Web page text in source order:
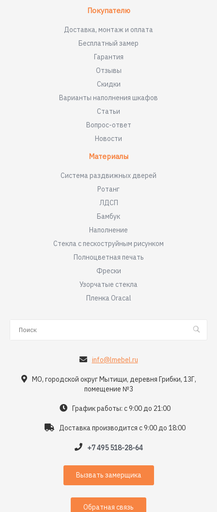
Покупателю
Доставка, монтаж и оплата
Бесплатный замер
Гарантия
Отзывы
Скидки
Варианты наполнения шкафов
Статьи
Вопрос-ответ
Новости
Материалы
Система раздвижных дверей
Ротанг
ЛДСП
Бамбук
Наполнение
Стекла с пескоструйным рисунком
Полноцветная печать
Фрески
Узорчатые стекла
Пленка Oracal
info@lmebel.ru
МО, городской округ Мытищи, деревня Грибки, 13Г,
помещение №3
График работы: с 9:00 до 21:00
Доставка производится с 9:00 до 18:00
+7 495 518-28-64
Вызвать замерщика
Обратная связь